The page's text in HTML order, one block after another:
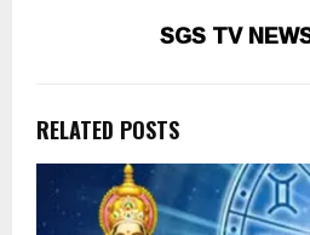
SGS TV
RELATED POSTS